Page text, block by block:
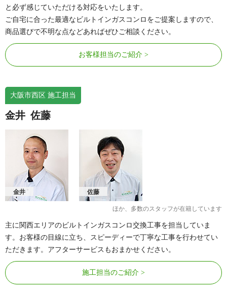
と必ず感じていただける対応をいたします。
ご自宅に合った最適なビルトインガスコンロをご提案しますので、
商品選びで不明な点などあればぜひご相談ください。
お客様担当のご紹介
大阪市西区 施工担当
金井 佐藤
金井 佐藤
ほか、多数のスタッフが在籍しています
主に関西エリアのビルトインガスコンロ交換工事を担当していま
す。お客様の目線に立ち、スピーディーで丁寧な工事を行わせてい
ただきます。アフターサービスもおまかせください。
施工担当のご紹介